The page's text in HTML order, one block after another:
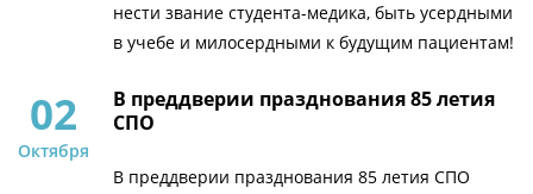
нести звание студента-медика, быть усердными
в учебе и милосердными к будущим пациентам!
02
Октября
В преддверии празднования 85 летия
СПО
В преддверии празднования 85 летия СПО